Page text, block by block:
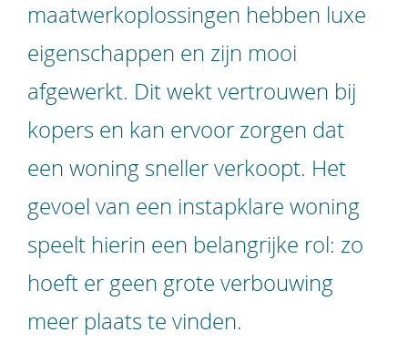
maatwerkoplossingen hebben luxe
eigenschappen en zijn mooi
afgewerkt. Dit wekt vertrouwen bij
kopers en kan ervoor zorgen dat
een woning sneller verkoopt. Het
gevoel van een instapklare woning
speelt hierin een belangrijke rol: zo
hoeft er geen grote verbouwing
meer plaats te vinden.